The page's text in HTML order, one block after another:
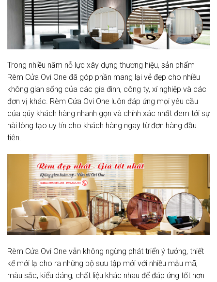
Trong nhiều năm nỗ lực xây dựng thương hiệu, sản phẩm
Rèm Cửa Ovi One đã góp phần mang lại vẻ đẹp cho nhiều
không gian sống của các gia đình, công ty, xí nghiệp và các
đơn vị khác. Rèm Cửa Ovi One luôn đáp ứng mọi yêu cầu
của qúy khách hàng nhanh gọn và chính xác nhất đem tới sự
hài lòng tạo uy tín cho khách hàng ngay từ đơn hàng đầu
tiên.
Rèm Cửa Ovi One vẫn không ngừng phát triển ý tưởng, thiết
kế mới lạ cho ra những bộ sưu tập mới với nhiều mẫu mã,
màu sắc, kiểu dáng, chất liệu khác nhau để đáp ứng tốt hơn